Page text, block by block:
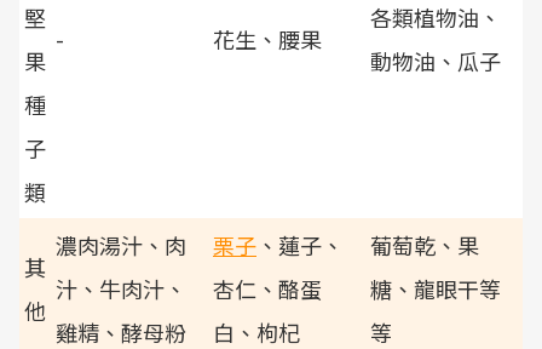
堅
果
種
子
類
- 花生、腰果
各類植物油、
動物油、瓜子
其
他
濃肉湯汁、肉
汁、牛肉汁、
雞精、酵母粉
栗子 、蓮子、
杏仁、酪蛋
白、枸杞
葡萄乾、果
糖、龍眼干等
等